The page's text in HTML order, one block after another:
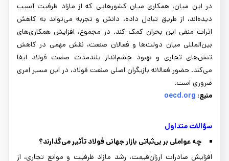
در این میان، همکاری میان کشورهایی که از مازاد ظرفیت آسیب
دیده‌اند، از طریق تبادل داده، دانش و تجربه می‌تواند به کاهش
اثرات منفی این بحران کمک کند. در مجموع، افزایش همکاری‌های
بین‌المللی میان دولت‌ها و فعالان صنعت، نقش مهمی در کاهش
تنش‌های تجاری و بهبود چشم‌انداز بلندمدت صنعت فولاد ایفا
می‌کند. حضور فعالانه بازیگران اصلی صنعت فولاد، در این مسیر امری
ضروری است.
منبع: oecd.org
سؤالات متداول
چه عواملی بر بی‌ثباتی بازار جهانی فولاد تأثیر می‌گذارند؟
افزایش صادرات ارزان‌قیمت، رشد مازاد ظرفیت و موانع تجاری، از